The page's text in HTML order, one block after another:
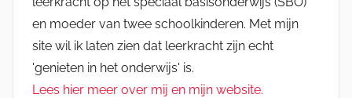
en moeder van twee schoolkinderen. Met mijn
site wil ik laten zien dat leerkracht zijn echt
'genieten in het onderwijs' is.
Lees hier meer over mij en mijn website.